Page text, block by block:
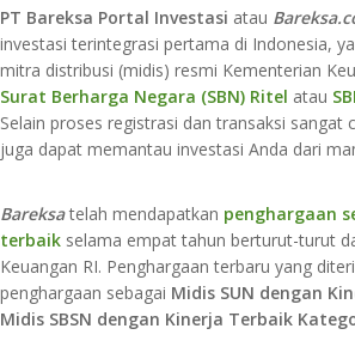
PT Bareksa Portal Investasi atau
investasi terintegrasi pertama di Indonesia,
mitra distribusi (midis) resmi Kementerian
Surat Berharga Negara (SBN) Ritel atau
Selain proses registrasi dan transaksi sangat
juga dapat memantau investasi Anda dari
Bareksatelah mendapatkan penghargaan
terbaik selama empat tahun berturut-turut
Keuangan RI. Penghargaan terbaru yang
penghargaan sebagai Midis SUN dengan
Midis SBSN dengan Kinerja Terbaik